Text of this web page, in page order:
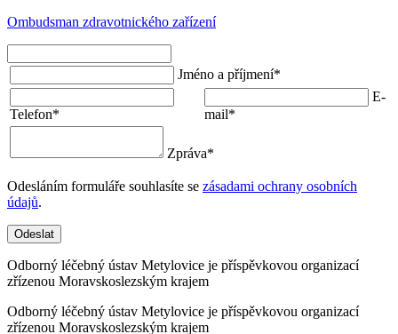
Ombudsman zdravotnického zařízení
Jméno a příjmení*
Telefon*
E-
mail*
Zpráva*
Odesláním formuláře souhlasíte se zásadami ochrany osobních
údajů.
Odeslat
Odborný léčebný ústav Metylovice je příspěvkovou organizací
zřízenou Moravskoslezským krajem
Odborný léčebný ústav Metylovice je příspěvkovou organizací
zřízenou Moravskoslezským krajem